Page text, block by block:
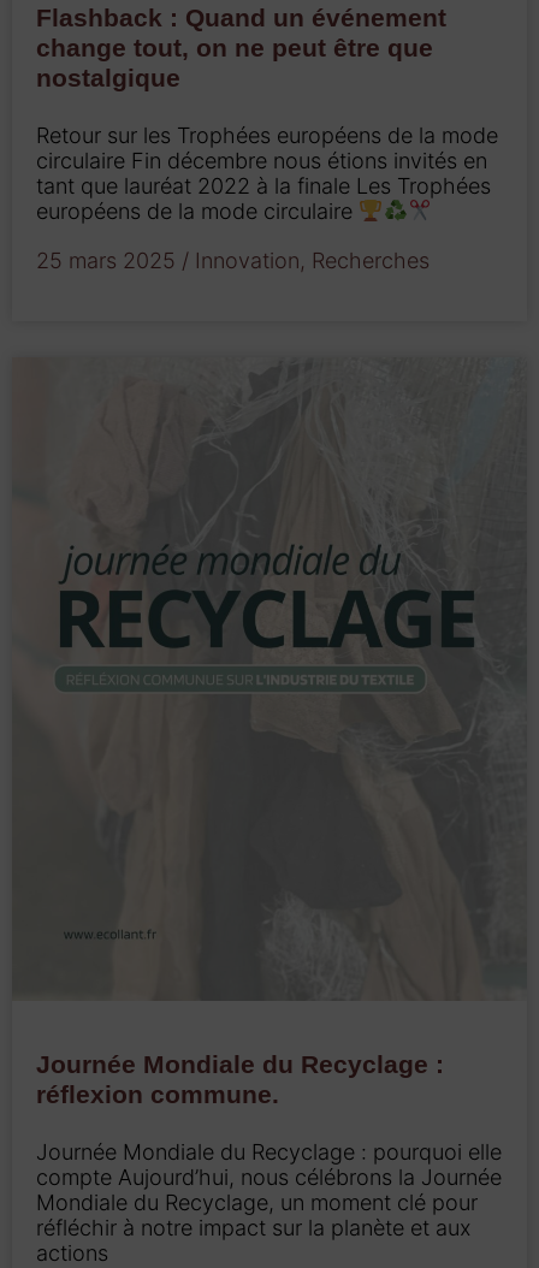
Flashback : Quand un événement
change tout, on ne peut être que
nostalgique
Retour sur les Trophées européens de la mode
circulaire Fin décembre nous étions invités en
tant que lauréat 2022 à la finale Les Trophées
européens de la mode circulaire
25 mars 2025 / Innovation, Recherches
Journée Mondiale du Recyclage :
réflexion commune.
Journée Mondiale du Recyclage : pourquoi elle
compte Aujourd’hui, nous célébrons la Journée
Mondiale du Recyclage, un moment clé pour
réfléchir à notre impact sur la planète et aux
actions